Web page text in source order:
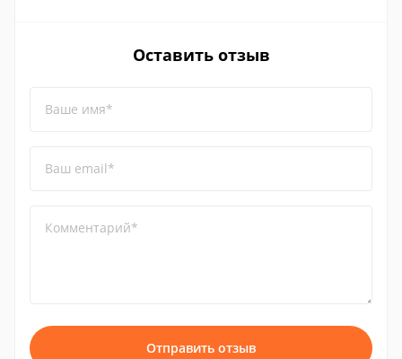
Оставить отзыв
Ваше имя*
Ваш email*
Комментарий*
Отправить отзыв